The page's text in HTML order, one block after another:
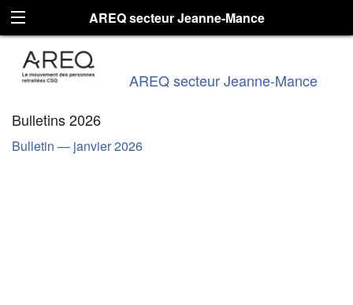
AREQ secteur Jeanne-Mance
AREQ secteur Jeanne-Mance
Bulletins 2026
Bulletin — janvier 2026